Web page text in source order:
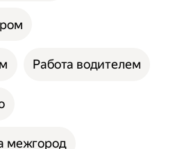
Работа водителем
межгород